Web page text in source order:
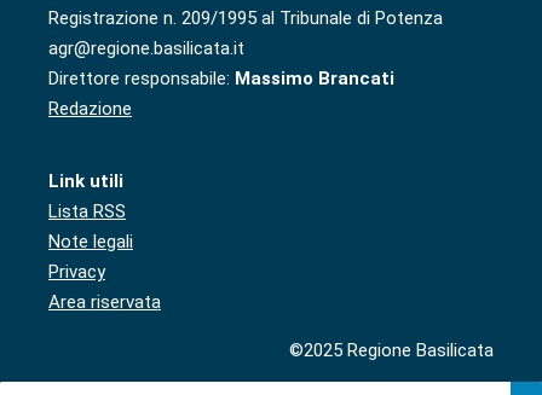
Registrazione n. 209/1995 al Tribunale di Potenza
agr@regione.basilicata.it
Direttore responsabile: Massimo Brancati
Redazione
Link utili
Lista RSS
Note legali
Privacy
Area riservata
©2025 Regione Basilicata